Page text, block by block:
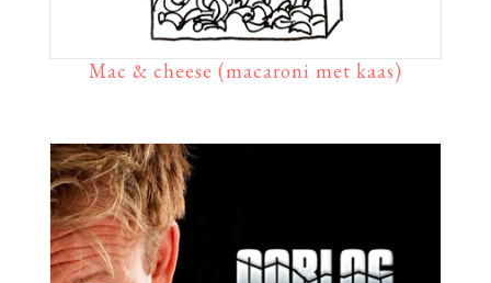
Mac & cheese (macaroni met kaas)